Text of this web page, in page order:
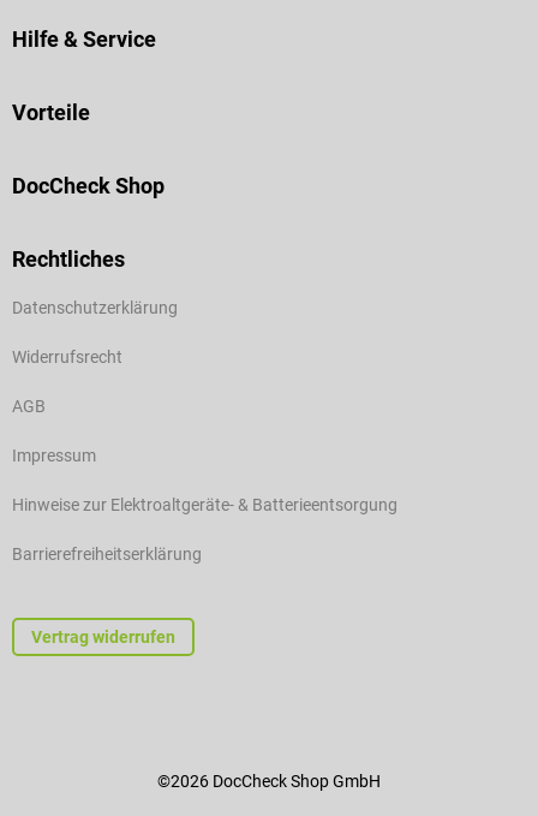
Hilfe & Service
Vorteile
DocCheck Shop
Rechtliches
Datenschutzerklärung
Widerrufsrecht
AGB
Impressum
Hinweise zur Elektroaltgeräte- & Batterieentsorgung
Barrierefreiheitserklärung
Vertrag widerrufen
©2026 DocCheck Shop GmbH